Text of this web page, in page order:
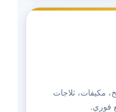
مكيفات، ثلاجات
فوري.